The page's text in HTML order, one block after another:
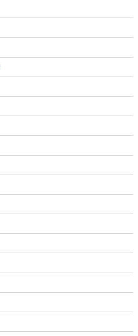
ホール極ムズ デビルサイキッ
ーで攻略
んねる」さんの攻略動画です。ノーア
究力をアップさせて、あとはデビルサ
サーを連打するのみのシンプルな攻
一定数溜まった後は安定して停止が発